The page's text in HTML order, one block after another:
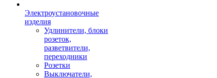
Электроустановочные
изделия
Удлинители, блоки
розеток,
разветвители,
переходники
Розетки
Выключатели,